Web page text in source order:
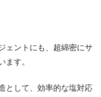
ェントにも、 超綿密にサ
ます。
として、 効率的な塩対応